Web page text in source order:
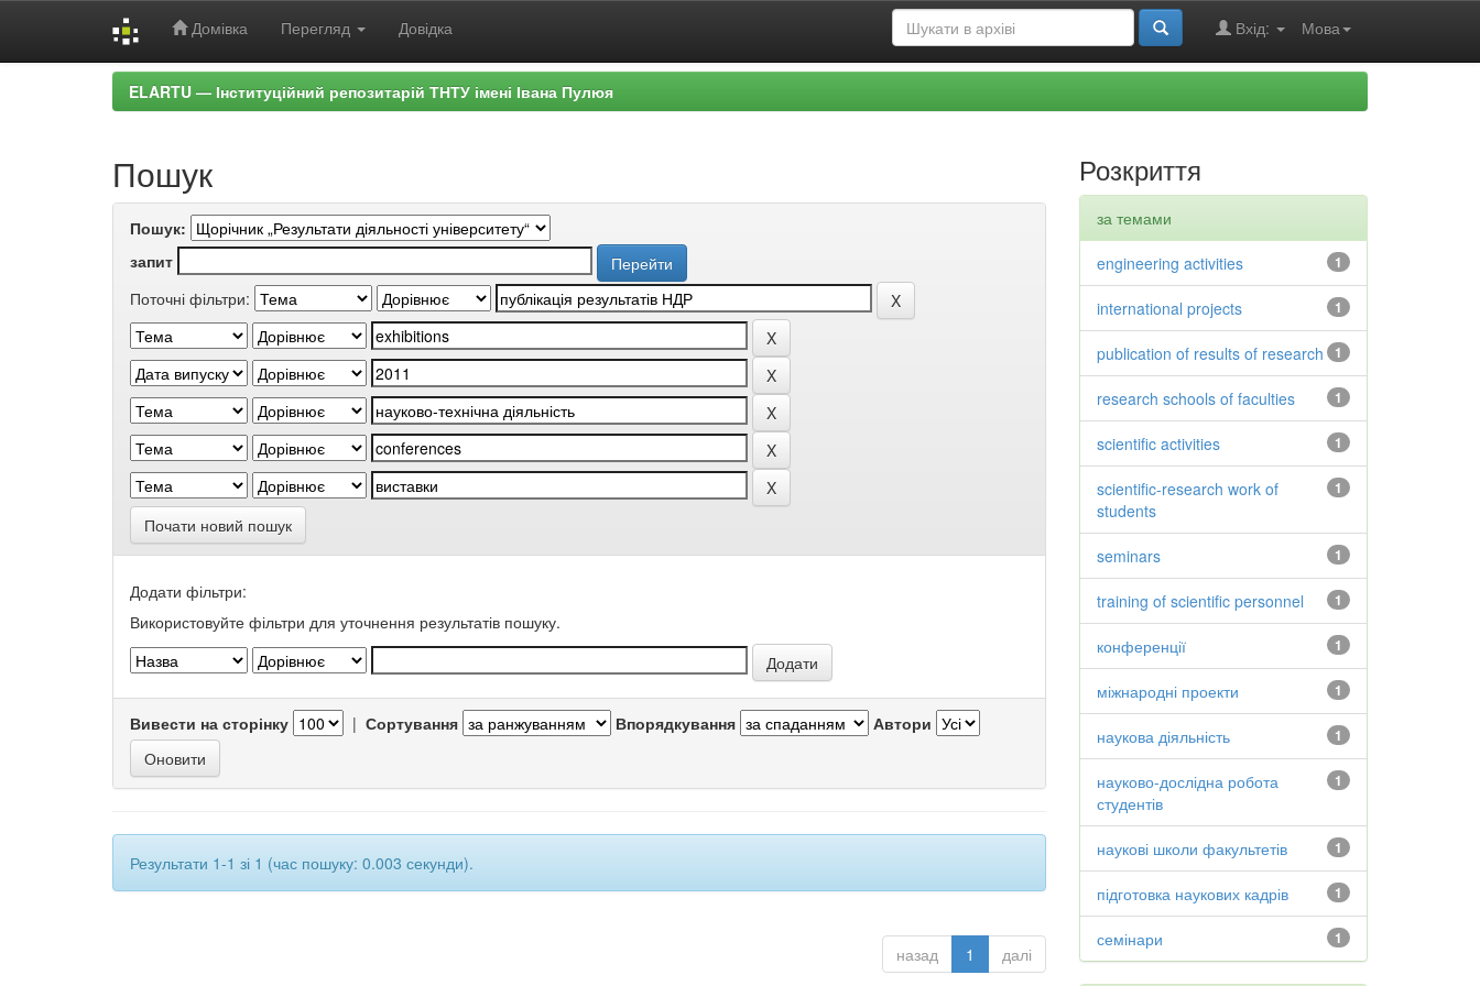
Домівка Перегляд Довідка Мова
Вхід:
ELARTU — Інституційний репозитарій ТНТУ імені Івана Пулюя
Пошук
Пошук:
запит
Поточні фільтри:
Почати новий пошук
Додати фільтри:
Використовуйте фільтри для уточнення результатів пошуку.
Вивести на сторінку | Сортування Впорядкування Автори
Результати 1-1 зі 1 (час пошуку: 0.003 секунди).
назад 1 далі
Розкриття
за темами
1
engineering activities
1
international projects
1
publication of results of research
1
research schools of faculties
1
scientific activities
1
scientific-research work of
students
1
seminars
1
training of scientific personnel
1
конференції
1
міжнародні проекти
1
наукова діяльність
1
науково-дослідна робота
студентів
1
наукові школи факультетів
1
підготовка наукових кадрів
1
семінари